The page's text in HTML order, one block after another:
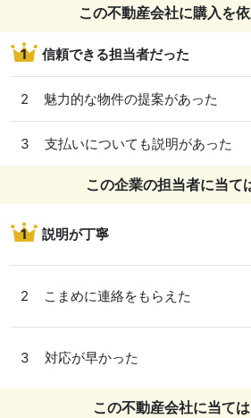
この不動産会社に購入を
1 信頼できる担当者だった
2 魅力的な物件の提案があった
3 支払いについても説明があった
この企業の担当者に当て
1 説明が丁寧
2 こまめに連絡をもらえた
3 対応が早かった
この不動産会社に当て